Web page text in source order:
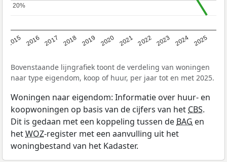
2015 2016 2017 2018 2019 2020 2021 2022 2023 2024 2025
20%
20%
Bovenstaande lijngrafiek toont de verdeling van woningen
naar type eigendom, koop of huur, per jaar tot en met 2025.
Woningen naar eigendom: Informatie over huur- en
koopwoningen op basis van de cijfers van het CBS.
Dit is gedaan met een koppeling tussen de BAG en
hetWOZ-register met een aanvulling uit het
woningbestand van het Kadaster.